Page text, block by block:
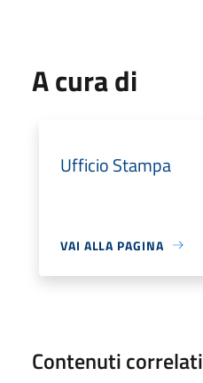
A cura di
Ufficio Stampa
VAI ALLA PAGINA
Contenuti correlati